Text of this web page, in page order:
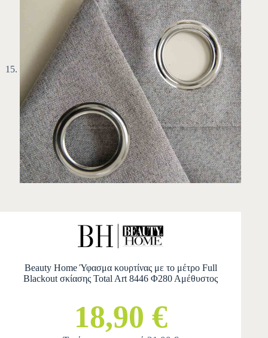
Beauty Home Ύφασμα κουρτίνας με το μέτρο Full
Blackout σκίασης Total Art 8446 Φ280 Αμέθυστος
18,90 €